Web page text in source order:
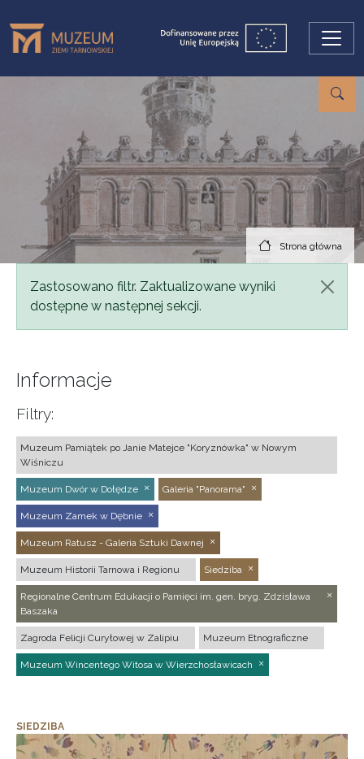
Strona główna
Komunikat
Zastosowano filtr. Zaktualizowane wyniki
dostępne w następnej sekcji.
Informacje
Filtry:
Muzeum Pamiątek po Janie Matejce "Koryznówka" w Nowym
Wiśniczu
Muzeum Dwór w Dołędze Galeria "Panorama"
Muzeum Zamek w Dębnie
Muzeum Ratusz - Galeria Sztuki Dawnej
Muzeum Historii Tarnowa i Regionu Siedziba
Regionalne Centrum Edukacji o Pamięci im. gen. bryg. Zdzisława
Baszaka
Zagroda Felicji Curyłowej w Zalipiu Muzeum Etnograficzne
Muzeum Wincentego Witosa w Wierzchosławicach
SIEDZIBA